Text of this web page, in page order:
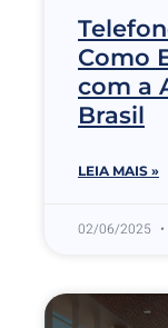
Como
com a
Brasil
LEIA MAIS »
02/06/2025